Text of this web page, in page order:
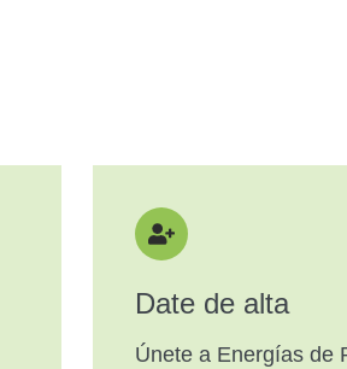
Date de alta
Únete a Energías de